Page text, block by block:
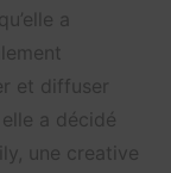
a
et diffuser
a décidé
une creative